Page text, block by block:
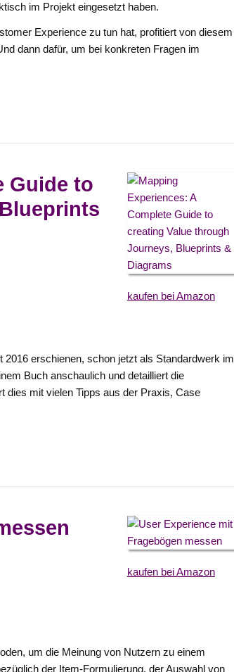
im Projekt eingesetzt haben.
Experience zu tun hat, profitiert von diesem
dann dafür, um bei konkreten Fragen im
kaufen bei Amazon
Guide to
erschienen, schon jetzt als Standardwerk im
Buch anschaulich und detailliert die
dies mit vielen Tipps aus der Praxis, Case
kaufen bei Amazon
um die Meinung von Nutzern zu einem
der Item-Formulierung, der Auswahl von